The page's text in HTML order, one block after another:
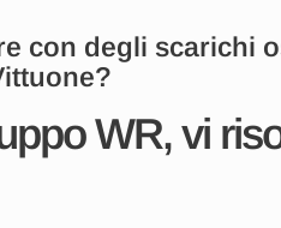
con degli scarichi
WR, vi